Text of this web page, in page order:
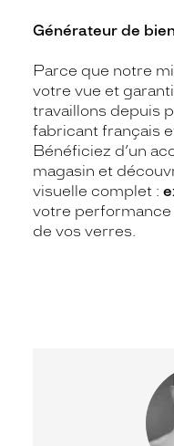
Générateur de
Parce que notre
votre vue et
travaillons depuis
fabricant français
Bénéficiez d’un
magasin et
visuelle complet :
votre performance
de vos verres.